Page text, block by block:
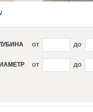
от до
от до